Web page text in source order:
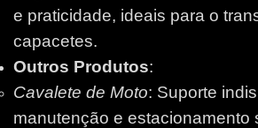
e praticidade, ideais para o
capacetes.
Outros Produtos:
Cavalete de Moto: Suporte
manutenção e estacionamento